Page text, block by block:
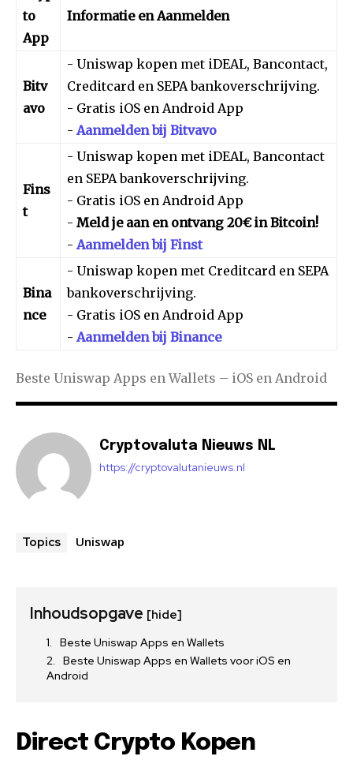
to
App
Informatie en Aanmelden
Bitv
avo
- Uniswap kopen met iDEAL, Bancontact,
Creditcard en SEPA bankoverschrijving.
- Gratis iOS en Android App
- Aanmelden bij Bitvavo
Fins
t
- Uniswap kopen met iDEAL, Bancontact
en SEPA bankoverschrijving.
- Gratis iOS en Android App
- Meld je aan en ontvang 20€ in Bitcoin!
- Aanmelden bij Finst
Bina
nce
- Uniswap kopen met Creditcard en SEPA
bankoverschrijving.
- Gratis iOS en Android App
- Aanmelden bij Binance
Beste Uniswap Apps en Wallets – iOS en Android
Cryptovaluta Nieuws NL
https://cryptovalutanieuws.nl
Topics Uniswap
Inhoudsopgave [hide]
Beste Uniswap Apps en Wallets
Beste Uniswap Apps en Wallets voor iOS en
Android
Direct Crypto Kopen